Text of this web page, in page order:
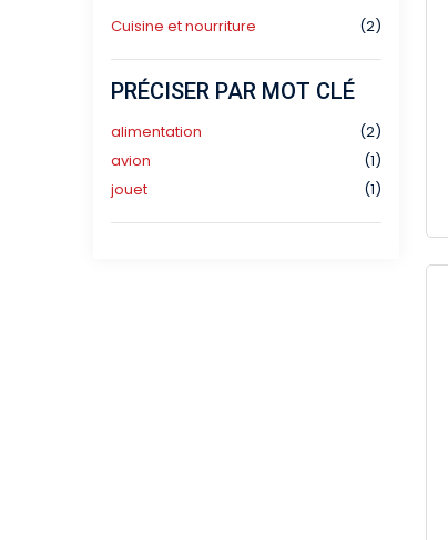
Cuisine et nourriture (2)
PRÉCISER PAR MOT CLÉ
alimentation
(2)
avion
(1)
jouet
(1)